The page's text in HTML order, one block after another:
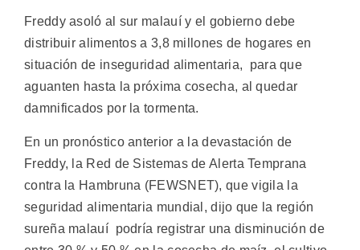
Freddy asoló al sur malauí y el gobierno debe
distribuir alimentos a 3,8 millones de hogares en
situación de inseguridad alimentaria, para que
aguanten hasta la próxima cosecha, al quedar
damnificados por la tormenta.
En un pronóstico anterior a la devastación de
Freddy, la Red de Sistemas de Alerta Temprana
contra la Hambruna (FEWSNET), que vigila la
seguridad alimentaria mundial, dijo que la región
sureña malauí podría registrar una disminución de